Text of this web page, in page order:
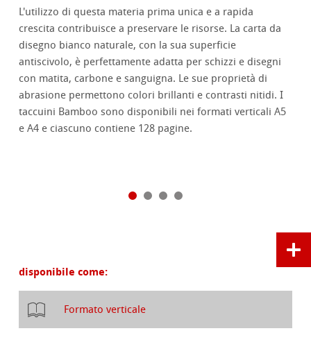
L'utilizzo di questa materia prima unica e a rapida
crescita contribuisce a preservare le risorse. La carta da
disegno bianco naturale, con la sua superficie
antiscivolo, è perfettamente adatta per schizzi e disegni
con matita, carbone e sanguigna. Le sue proprietà di
abrasione permettono colori brillanti e contrasti nitidi. I
taccuini Bamboo sono disponibili nei formati verticali A5
e A4 e ciascuno contiene 128 pagine.
disponibile come:
Formato verticale